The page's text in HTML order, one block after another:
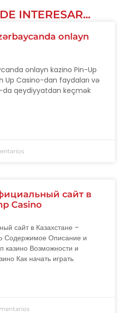
INTERESAR...
onlayn
onlayn kazino Pin-Up
Up Casino-dan faydaları və
da qeydiyyatdan keçmək
сайт в
Casino
сайт в Казахстане –
Содержимое Описание и
казино Возможности и
Как начать играть